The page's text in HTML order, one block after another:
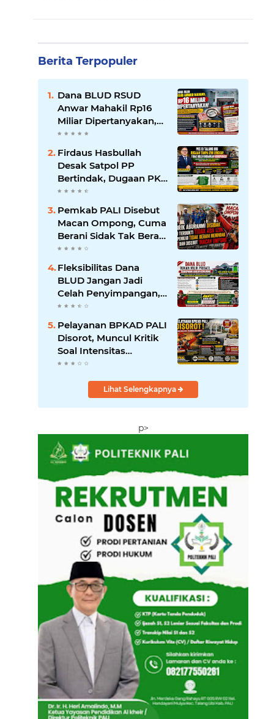
Berita Terpopuler
Dana BLUD RSUD
Anwar Mahakil Rp16
Miliar Dipertanyakan,
Publik Desak
Transparansi dan
Pengawasan
Diperketat
Firdaus Hasbullah
Desak Satpol PP
Bertindak, Dugaan PKS
Tanpa Izin Lengkap di
Talang Ubi Tak Boleh
Dibiarkan Beroperasi
Pemkab PALI Disebut
Macan Ompong, Cuma
Berani Sidak Tak Berani
Menindak Perusahaan
Tak Berizin
Fleksibilitas Dana
BLUD Jangan Jadi
Celah Penyimpangan,
RSUD Anwar Mahakil
Dituntut Transparan.
Pelayanan BPKAD PALI
Disorot, Muncul Kritik
Soal Intensitas
Perjalanan Dinas
Pemerhati MintaLihat Selengkapnya
p>